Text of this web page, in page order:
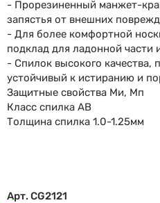
- Прорезиненный манжет-
запястья от внешних
- Для более комфортной
подклад для ладонной части
- Спилок высокого качества,
устойчивый к истиранию и
Защитные свойства Ми, Мп
Класс спилка АВ
Толщина спилка 1.0-1.25мм
Арт. CG2121